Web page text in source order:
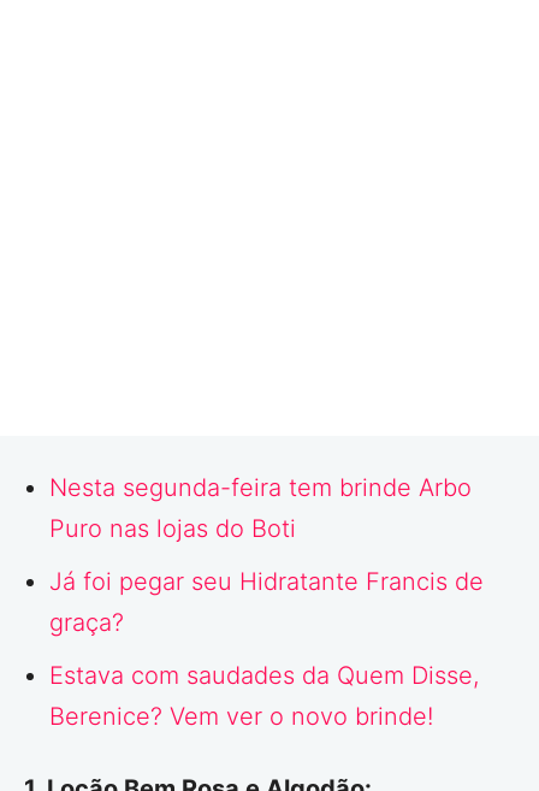
Nesta segunda-feira tem brinde Arbo
Puro nas lojas do Boti
Já foi pegar seu Hidratante Francis de
graça?
Estava com saudades da Quem Disse,
Berenice? Vem ver o novo brinde!